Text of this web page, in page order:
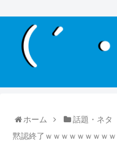
ホーム 話題・ネタ
黙認終了ｗｗｗｗｗｗｗｗ